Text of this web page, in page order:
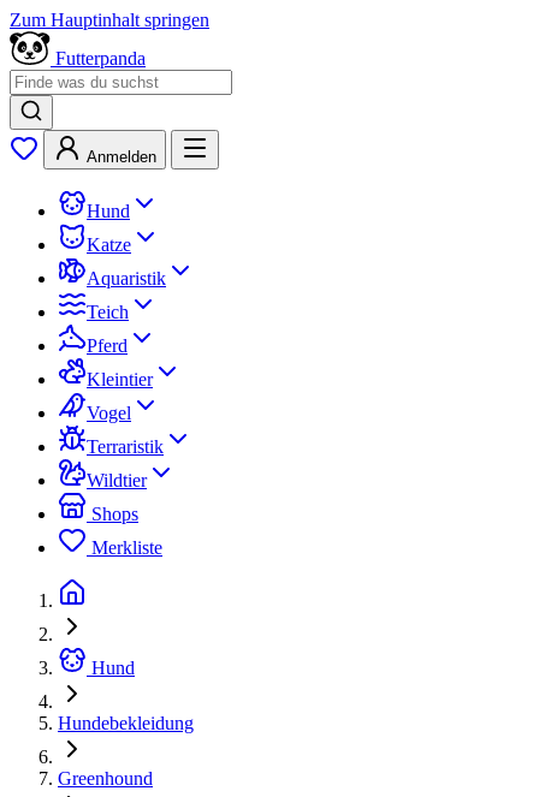
Zum Hauptinhalt springen
Futterpanda
Anmelden
Hund
Katze
Aquaristik
Teich
Pferd
Kleintier
Vogel
Terraristik
Wildtier
Shops
Merkliste
Hund
Hundebekleidung
Greenhound